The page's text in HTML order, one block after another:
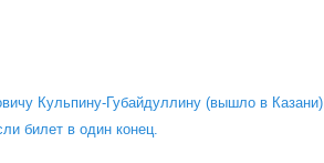
Кульпину-Губайдуллину (вышло в Казани).
билет в один конец.